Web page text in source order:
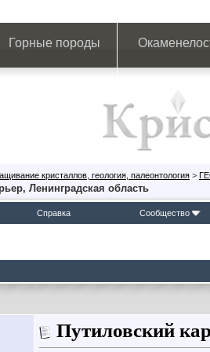
Горные породы
кристаллов, геология, палеонтология >
Ленинградская область
Справка Сообщество
Путиловский